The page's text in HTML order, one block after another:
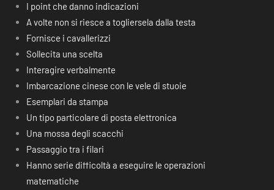
I point che danno indicazioni
A volte non si riesce a togliersela dalla testa
Fornisce i cavallerizzi
Sollecita una scelta
Interagire verbalmente
Imbarcazione cinese con le vele di stuoie
Esemplari da stampa
Un tipo particolare di posta elettronica
Una mossa degli scacchi
Passaggio tra i filari
Hanno serie difficoltà a eseguire le operazioni
matematiche